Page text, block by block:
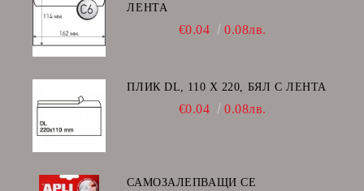
ЛЕНТА
€0.04 0.08лв.
ПЛИК DL, 110 Х 220, БЯЛ С ЛЕНТА
€0.04 0.08лв.
САМОЗАЛЕПВАЩИ СЕ